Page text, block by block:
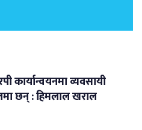
कार्यान्वयनमा व्यवसायी
छन् : हिमलाल खराल